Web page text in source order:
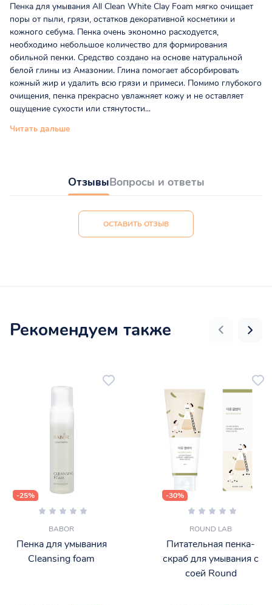
Пенка для умывания All Clean White Clay Foam мягко очищает
поры от пыли, грязи, остатков декоративной косметики и
кожного себума. Пенка очень экономно расходуется,
необходимо небольшое количество для формирования
обильной пенки. Средство создано на основе натуральной
белой глины из Амазонии. Глина помогает абсорбировать
кожный жир и удалить всю грязи и примеси. Помимо глубокого
очищения, пенка прекрасно увлажняет кожу и не оставляет
ощущение сухости или стянутости...
Читать дальше
ОтзывыВопросы и ответы
ОСТАВИТЬ ОТЗЫВ
Рекомендуем также
-25%
BABOR
Пенка для умывания
Cleansing foam
-30%
ROUND LAB
Питательная пенка-
скраб для умывания с
соей Round